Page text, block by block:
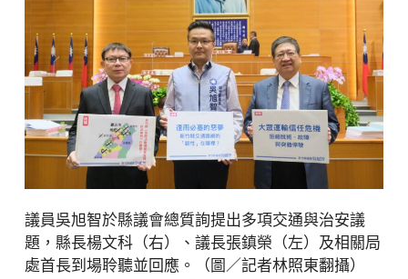
議員吳旭智於縣議會總質詢提出多項交通與治安議
題，縣長楊文科（右）、議長張鎮榮（左）及相關局
處首長到場聆聽並回應。（圖／記者林照東翻攝）